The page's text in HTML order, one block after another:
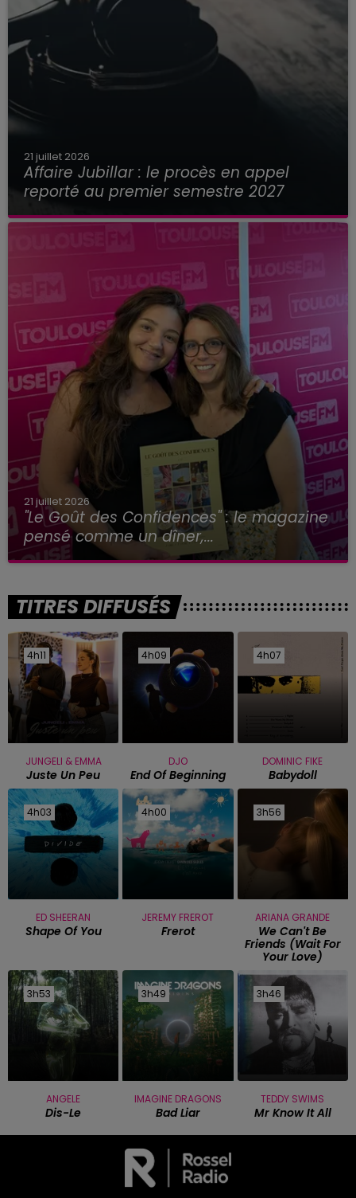
21 juillet 2026
Affaire Jubillar : le procès en appel
reporté au premier semestre 2027
21 juillet 2026
"Le Goût des Confidences" : le magazine
pensé comme un dîner,...
TITRES DIFFUSÉS
4h11
4h11
JUNGELI & EMMA
Juste Un Peu
4h09
4h09
DJO
End Of Beginning
4h07
4h07
DOMINIC FIKE
Babydoll
4h03
4h03
ED SHEERAN
Shape Of You
4h00
4h00
JEREMY FREROT
Frerot
3h56
3h56
ARIANA GRANDE
We Can't Be
Friends (wait For
Your Love)
3h53
3h53
ANGELE
Dis-Le
3h49
3h49
IMAGINE DRAGONS
Bad Liar
3h46
3h46
TEDDY SWIMS
Mr Know It All